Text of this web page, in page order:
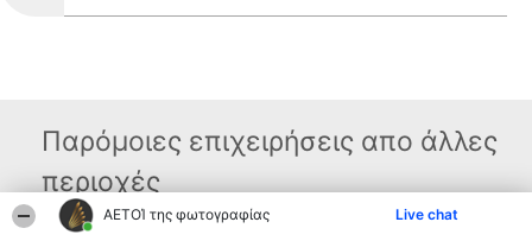
ΑΕΤΟΊ της φωτογραφίας Live chat
Παρόμοιες επιχειρήσεις απο άλλες
περιοχές